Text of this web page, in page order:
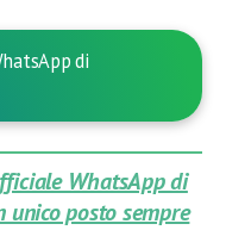
di
WhatsApp di
posto sempre